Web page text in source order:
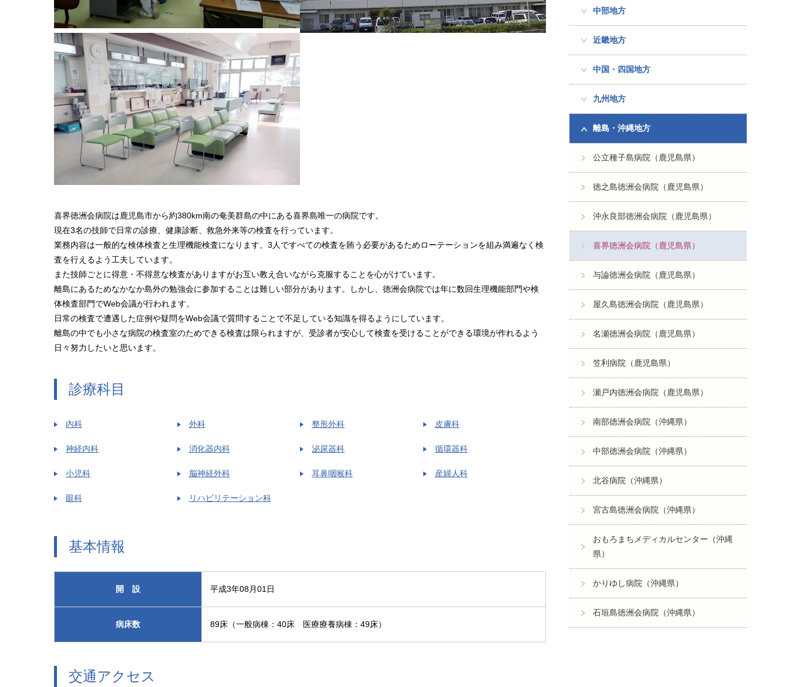
喜界徳洲会病院は鹿児島市から約380km南の奄美群島の中にある喜界島唯一の病院です。
現在3名の技師で日常の診療、健康診断、救急外来等の検査を行っています。
業務内容は一般的な検体検査と生理機能検査になります。3人ですべての検査を賄う必要があるためローテーションを組み満遍なく検
査を行えるよう工夫しています。
また技師ごとに得意・不得意な検査がありますがお互い教え合いながら克服することを心がけています。
離島にあるためなかなか島外の勉強会に参加することは難しい部分があります。しかし、徳洲会病院では年に数回生理機能部門や検
体検査部門でWeb会議が行われます。
日常の検査で遭遇した症例や疑問をWeb会議で質問することで不足している知識を得るようにしています。
離島の中でも小さな病院の検査室のためできる検査は限られますが、受診者が安心して検査を受けることができる環境が作れるよう
日々努力したいと思います。
診療科目
内科 外科 整形外科 皮膚科
神経内科 消化器内科 泌尿器科 循環器科
小児科 脳神経外科 耳鼻咽喉科 産婦人科
眼科 リハビリテーション科
基本情報
開 設 平成3年08月01日
病床数 89床（一般病棟：40床 医療療養病棟：49床）
交通アクセス
中部地方
近畿地方
中国・四国地方
九州地方
離島・沖縄地方
公立種子島病院（鹿児島県）
徳之島徳洲会病院（鹿児島県）
沖永良部徳洲会病院（鹿児島県）
喜界徳洲会病院（鹿児島県）
与論徳洲会病院（鹿児島県）
屋久島徳洲会病院（鹿児島県）
名瀬徳洲会病院（鹿児島県）
笠利病院（鹿児島県）
瀬戸内徳洲会病院（鹿児島県）
南部徳洲会病院（沖縄県）
中部徳洲会病院（沖縄県）
北谷病院（沖縄県）
宮古島徳洲会病院（沖縄県）
おもろまちメディカルセンター（沖縄
県）
かりゆし病院（沖縄県）
石垣島徳洲会病院（沖縄県）